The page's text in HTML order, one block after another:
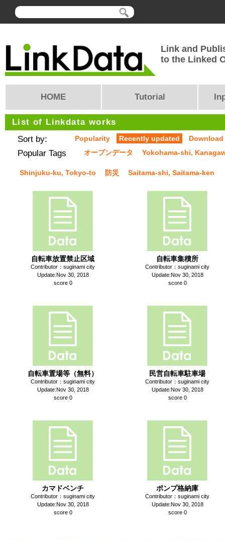
Link and
to the Linked
HOME Tutorial
List of Linkdata works
Sort by:
Popularity Recently updated
Popular Tags オープンデータ Yokohama-shi,
Shinjuku-ku, Tokyo-to 防災 Saitama-shi, Saitama-ken
自転車放置禁止区域
Contributor：suginami city
Update:Nov 30, 2018
score 0
自転車集積所
Contributor：suginami city
Update:Nov 30, 2018
score 0
自転車置場等（無料）
Contributor：suginami city
Update:Nov 30, 2018
score 0
民営自転車駐車場
Contributor：suginami city
Update:Nov 30, 2018
score 0
カマドベンチ
Contributor：suginami city
Update:Nov 30, 2018
score 0
ポンプ格納庫
Contributor：suginami city
Update:Nov 30, 2018
score 0